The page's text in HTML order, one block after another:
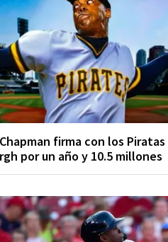
firma con los Piratas
por un año y 10.5 millones